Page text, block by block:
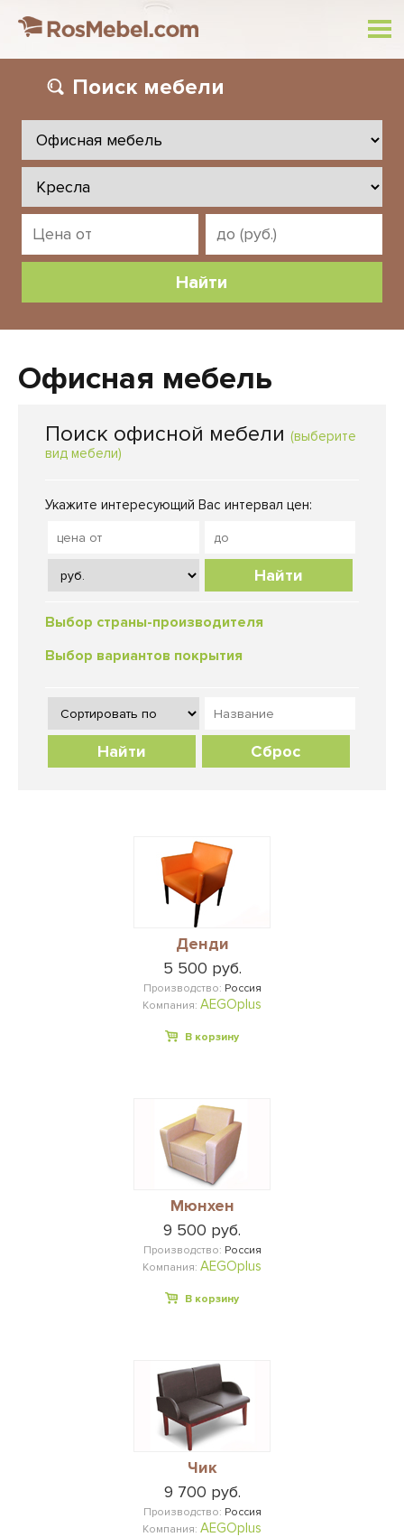
Поиск мебели
Офисная мебель
Поиск офисной мебели (выберите
вид мебели)
Укажите интересующий Вас интервал цен:
Найти
Выбор страны-производителя
Выбор вариантов покрытия
Сброс
Денди
5 500 руб.
Производство: Россия
Компания: AEGOplus
В корзину
Мюнхен
9 500 руб.
Производство: Россия
Компания: AEGOplus
В корзину
Чик
9 700 руб.
Производство: Россия
Компания: AEGOplus